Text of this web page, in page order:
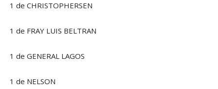
1 de CHRISTOPHERSEN
1 de FRAY LUIS BELTRAN
1 de GENERAL LAGOS
1 de NELSON